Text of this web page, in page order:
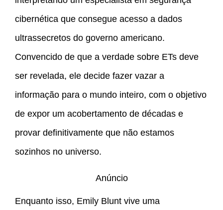
cibernética que consegue acesso a dados
ultrassecretos do governo americano.
Convencido de que a verdade sobre ETs deve
ser revelada, ele decide fazer vazar a
informação para o mundo inteiro, com o objetivo
de expor um acobertamento de décadas e
provar definitivamente que não estamos
sozinhos no universo.
Anúncio
Enquanto isso, Emily Blunt vive uma